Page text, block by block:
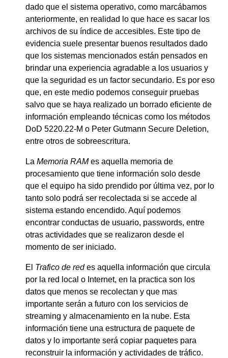
dado que el sistema operativo, como marcábamos
anteriormente, en realidad lo que hace es sacar los
archivos de su índice de accesibles. Este tipo de
evidencia suele presentar buenos resultados dado
que los sistemas mencionados están pensados en
brindar una experiencia agradable a los usuarios y
que la seguridad es un factor secundario. Es por eso
que, en este medio podemos conseguir pruebas
salvo que se haya realizado un borrado eficiente de
información empleando técnicas como los métodos
DoD 5220.22-M o Peter Gutmann Secure Deletion,
entre otros de sobreescritura.
La Memoria RAMes aquella memoria de
procesamiento que tiene información solo desde
que el equipo ha sido prendido por última vez, por lo
tanto solo podrá ser recolectada si se accede al
sistema estando encendido. Aquí podemos
encontrar conductas de usuario, passwords, entre
otras actividades que se realizaron desde el
momento de ser iniciado.
El Trafico de redes aquella información que circula
por la red local o Internet, en la practica son los
datos que menos se recolectan y que mas
importante serán a futuro con los servicios de
streaming y almacenamiento en la nube. Esta
información tiene una estructura de paquete de
datos y lo importante será copiar paquetes para
reconstruir la información y actividades de tráfico.